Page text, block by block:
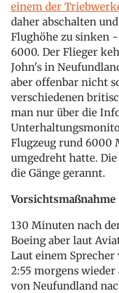
einem der
daher abschalten
Flughöhe zu sinken
6000. Der Flieger
John's in
aber offenbar nicht
verschiedenen
man nur über die
Flugzeug rund 6000
umgedreht hatte.
die Gänge gerannt.
Vorsichtsmaßnahme
130 Minuten nach
Boeing aber laut
Laut einem
2:55 morgens wieder
von Neufundland